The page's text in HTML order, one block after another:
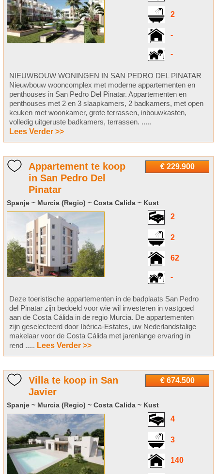
2
-
-
NIEUWBOUW WONINGEN IN SAN PEDRO DEL PINATAR
Nieuwbouw wooncomplex met moderne appartementen en
penthouses in San Pedro Del Pinatar. Appartementen en
penthouses met 2 en 3 slaapkamers, 2 badkamers, met open
keuken met woonkamer, grote terrassen, inbouwkasten,
volledig uitgeruste badkamers, terrassen. .....
Lees Verder >>
€ 229.900
Appartement te koop
in San Pedro Del
Pinatar
Spanje ~ Murcia (Regio) ~ Costa Calida ~ Kust
2
2
62
-
Deze toeristische appartementen in de badplaats San Pedro
del Pinatar zijn bedoeld voor wie wil investeren in vastgoed
aan de Costa Cálida in de regio Murcia. De appartementen
zijn geselecteerd door Ibérica-Estates, uw Nederlandstalige
makelaar voor de Costa Cálida met jarenlange ervaring in
rend ..... Lees Verder >>
€ 674.500
Villa te koop in San
Javier
Spanje ~ Murcia (Regio) ~ Costa Calida ~ Kust
4
3
140